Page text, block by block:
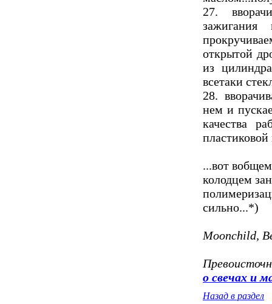
27.
зажигания
открытой
из
всетаки
28.
нем и
качества
...вот
колодцем
сильно...*)
Moonchild,
о свечах и
Назад в раздел